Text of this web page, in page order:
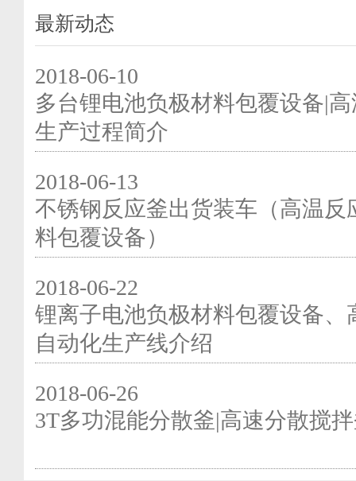
最新动态
2018-06-10
多台锂电池负极材料包覆设备|
生产过程简介
2018-06-13
不锈钢反应釜出货装车（高温反
料包覆设备）
2018-06-22
锂离子电池负极材料包覆设备、
自动化生产线介绍
2018-06-26
3T多功混能分散釜|高速分散搅